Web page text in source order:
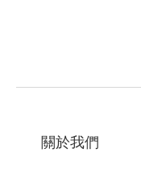
關於我們